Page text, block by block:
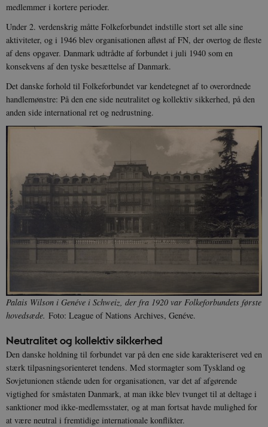
medlemmer i kortere perioder.
Under 2. verdenskrig måtte Folkeforbundet indstille stort set alle sine
aktiviteter, og i 1946 blev organisationen afløst af FN, der overtog de fleste
af dens opgaver. Danmark udtrådte af forbundet i juli 1940 som en
konsekvens af den tyske besættelse af Danmark.
Det danske forhold til Folkeforbundet var kendetegnet af to overordnede
handlemønstre: På den ene side neutralitet og kollektiv sikkerhed, på den
anden side international ret og nedrustning.
Palais Wilson i Genéve i Schweiz, der fra 1920 var Folkeforbundets første
hovedsæde. Foto: League of Nations Archives, Genéve.
Neutralitet og kollektiv sikkerhed
Den danske holdning til forbundet var på den ene side karakteriseret ved en
stærk tilpasningsorienteret tendens. Med stormagter som Tyskland og
Sovjetunionen stående uden for organisationen, var det af afgørende
vigtighed for småstaten Danmark, at man ikke blev tvunget til at deltage i
sanktioner mod ikke-medlemsstater, og at man fortsat havde mulighed for
at være neutral i fremtidige internationale konflikter.